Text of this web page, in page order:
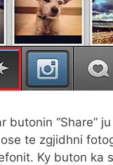
butonin “Share”
te zgjidhni
Ky buton ka